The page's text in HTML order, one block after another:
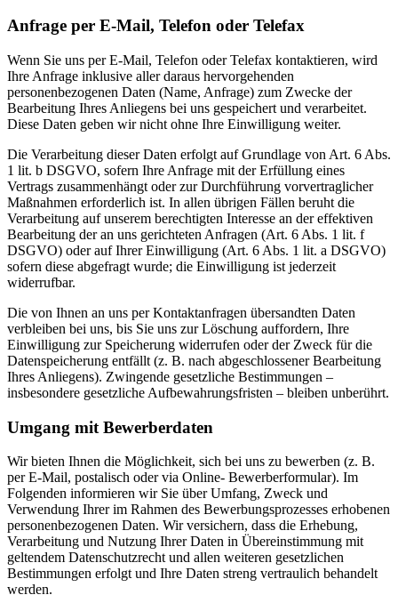
Anfrage per E-Mail, Telefon oder Telefax
Wenn Sie uns per E-Mail, Telefon oder Telefax kontaktieren, wird
Ihre Anfrage inklusive aller daraus hervorgehenden
personenbezogenen Daten (Name, Anfrage) zum Zwecke der
Bearbeitung Ihres Anliegens bei uns gespeichert und verarbeitet.
Diese Daten geben wir nicht ohne Ihre Einwilligung weiter.
Die Verarbeitung dieser Daten erfolgt auf Grundlage von Art. 6 Abs.
1 lit. b DSGVO, sofern Ihre Anfrage mit der Erfüllung eines
Vertrags zusammenhängt oder zur Durchführung vorvertraglicher
Maßnahmen erforderlich ist. In allen übrigen Fällen beruht die
Verarbeitung auf unserem berechtigten Interesse an der effektiven
Bearbeitung der an uns gerichteten Anfragen (Art. 6 Abs. 1 lit. f
DSGVO) oder auf Ihrer Einwilligung (Art. 6 Abs. 1 lit. a DSGVO)
sofern diese abgefragt wurde; die Einwilligung ist jederzeit
widerrufbar.
Die von Ihnen an uns per Kontaktanfragen übersandten Daten
verbleiben bei uns, bis Sie uns zur Löschung auffordern, Ihre
Einwilligung zur Speicherung widerrufen oder der Zweck für die
Datenspeicherung entfällt (z. B. nach abgeschlossener Bearbeitung
Ihres Anliegens). Zwingende gesetzliche Bestimmungen –
insbesondere gesetzliche Aufbewahrungsfristen – bleiben unberührt.
Umgang mit Bewerberdaten
Wir bieten Ihnen die Möglichkeit, sich bei uns zu bewerben (z. B.
per E-Mail, postalisch oder via Online- Bewerberformular). Im
Folgenden informieren wir Sie über Umfang, Zweck und
Verwendung Ihrer im Rahmen des Bewerbungsprozesses erhobenen
personenbezogenen Daten. Wir versichern, dass die Erhebung,
Verarbeitung und Nutzung Ihrer Daten in Übereinstimmung mit
geltendem Datenschutzrecht und allen weiteren gesetzlichen
Bestimmungen erfolgt und Ihre Daten streng vertraulich behandelt
werden.